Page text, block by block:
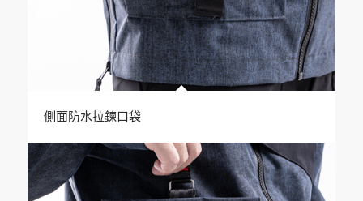
側面防水拉鍊口袋